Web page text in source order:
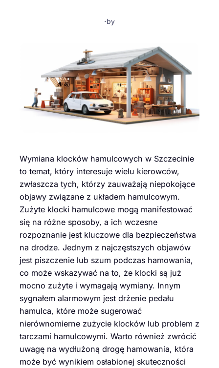
·by
Wymiana klocków hamulcowych w Szczecinie
to temat, który interesuje wielu kierowców,
zwłaszcza tych, którzy zauważają niepokojące
objawy związane z układem hamulcowym.
Zużyte klocki hamulcowe mogą manifestować
się na różne sposoby, a ich wczesne
rozpoznanie jest kluczowe dla bezpieczeństwa
na drodze. Jednym z najczęstszych objawów
jest piszczenie lub szum podczas hamowania,
co może wskazywać na to, że klocki są już
mocno zużyte i wymagają wymiany. Innym
sygnałem alarmowym jest drżenie pedału
hamulca, które może sugerować
nierównomierne zużycie klocków lub problem z
tarczami hamulcowymi. Warto również zwrócić
uwagę na wydłużoną drogę hamowania, która
może być wynikiem osłabionej skuteczności